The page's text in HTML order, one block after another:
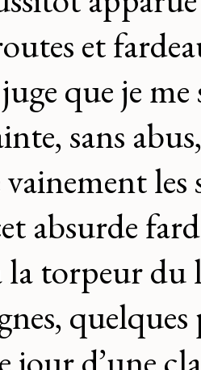
et
que je
sans
les
absurde
la torpeur du